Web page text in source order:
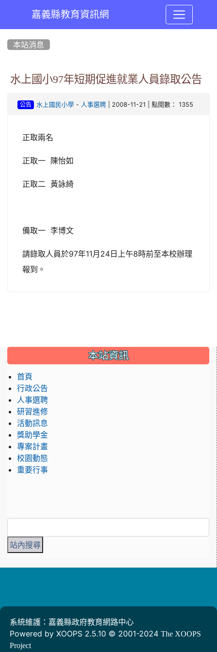
嘉義縣教育資訊網
本站消息
水上國小97年短期促進就業人員錄取公告
公告 水上國民小學- 人事選聘| 2008-11-21 | 點閱數： 1355
正取兩名
正取一 陳怡如
正取二 黃詠綺
備取一 李博文
請錄取人員於97年11月24日上午8時前至本校辦理
報到。
::: 本站資訊
首頁
行政公告
人事選聘
研習進修
活動訊息
獎助學金
專案計畫
校園動態
重要行事
系統維護：嘉義縣政府教育網路中心
Powered by XOOPS 2.5.10 © 2001-2024 The XOOPS
Project